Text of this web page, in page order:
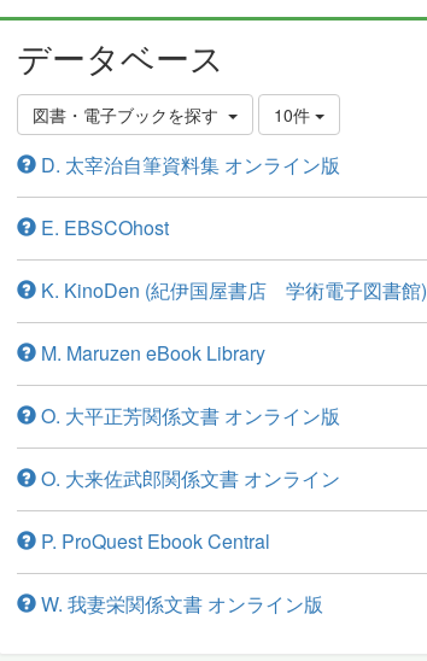
データベース
図書・電子ブックを探す 10件
D. 太宰治自筆資料集 オンライン版
E. EBSCOhost
K. KinoDen (紀伊国屋書店 学術電子図書館)
M. Maruzen eBook Library
O. 大平正芳関係文書 オンライン版
O. 大来佐武郎関係文書 オンライン
P. ProQuest Ebook Central
W. 我妻栄関係文書 オンライン版